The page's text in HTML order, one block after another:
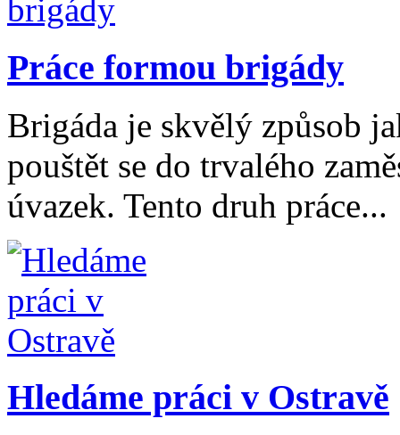
Práce formou brigády
Brigáda je skvělý způsob
pouštět se do trvalého
úvazek. Tento druh práce...
Hledáme práci v Ostravě